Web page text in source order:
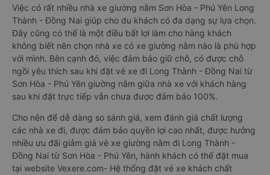
Việc có rất nhiều nhà xe giường nằm Sơn Hòa - Phú Yên Long
Thành - Đồng Nai giúp cho du khách có đa dạng sự lựa chọn.
Đây cũng có thể là một điều bất lợi làm cho hàng khách
không biết nên chọn nhà xe có xe giường nằm nào là phù hợp
với mình. Bên cạnh đó, việc đảm bảo giữ chỗ, có được chỗ
ngồi yêu thích sau khi đặt vé xe đi Long Thành - Đồng Nai từ
Sơn Hòa - Phú Yên giường nằm giữa nhà xe với khách hàng
sau khi đặt trực tiếp vẫn chưa được đảm bảo 100%.
Cho nên để dễ dàng so sánh giá, xem đánh giá chất lượng
các nhà xe đi, được đảm bảo quyền lợi cao nhất, được hưởng
nhiều ưu đãi giảm giá vé xe giường nằm đi Long Thành -
Đồng Nai từ Sơn Hòa - Phú Yên, hành khách có thể đặt mua
tại website Vexere.com- Hệ thống đặt vé xe khách chất